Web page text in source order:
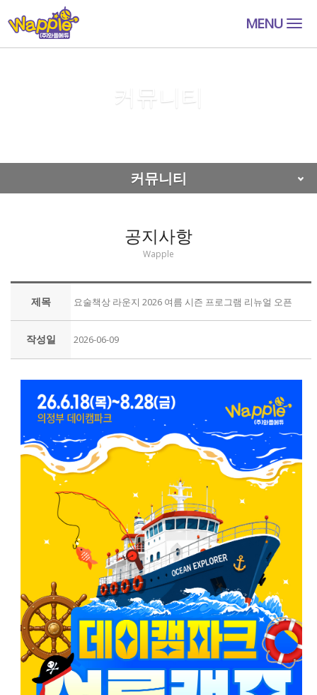
MENU
커뮤니티
커뮤니티
공지사항
Wapple
제목 요술책상 라운지 2026 여름 시즌 프로그램 리뉴얼 오픈
작성일 2026-06-09